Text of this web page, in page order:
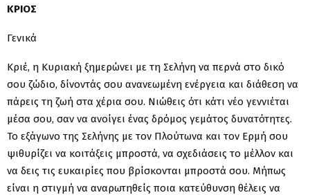
ΚΡΙΟΣ
Γενικά
Κριέ, η Κυριακή ξημερώνει με τη Σελήνη να περνά στο δικό
σου ζώδιο, δίνοντάς σου ανανεωμένη ενέργεια και διάθεση να
πάρεις τη ζωή στα χέρια σου. Νιώθεις ότι κάτι νέο γεννιέται
μέσα σου, σαν να ανοίγει ένας δρόμος γεμάτος δυνατότητες.
Το εξάγωνο της Σελήνης με τον Πλούτωνα και τον Ερμή σου
ψιθυρίζει να κοιτάξεις μπροστά, να σχεδιάσεις το μέλλον και
να δεις τις ευκαιρίες που βρίσκονται μπροστά σου. Μήπως
είναι η στιγμή να αναρωτηθείς ποια κατεύθυνση θέλεις να